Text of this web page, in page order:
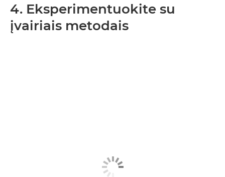
4. Eksperimentuokite su
įvairiais metodais